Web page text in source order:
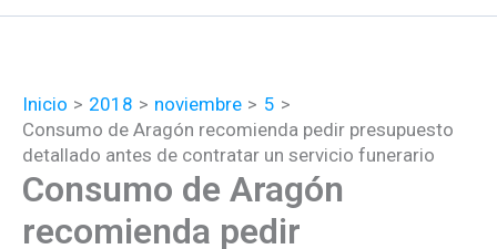
Inicio 2018 noviembre
5
Consumo de Aragón recomienda pedir presupuesto
detallado antes de contratar un servicio funerario
Consumo de Aragón
recomienda pedir